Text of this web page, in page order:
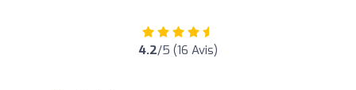
4.2/5 (16 Avis)